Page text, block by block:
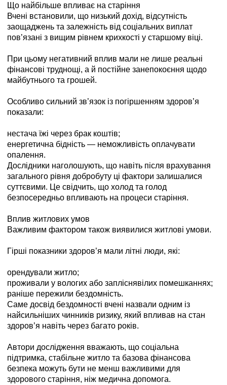
Що найбільше впливає на старіння
Вчені встановили, що низький дохід, відсутність
заощаджень та залежність від соціальних виплат
пов’язані з вищим рівнем крихкості у старшому віці.
При цьому негативний вплив мали не лише реальні
фінансові труднощі, а й постійне занепокоєння щодо
майбутнього та грошей.
Особливо сильний зв’язок із погіршенням здоров’я
показали:
нестача їжі через брак коштів;
енергетична бідність — неможливість оплачувати
опалення.
Дослідники наголошують, що навіть після врахування
загального рівня добробуту ці фактори залишалися
суттєвими. Це свідчить, що холод та голод
безпосередньо впливають на процеси старіння.
Вплив житлових умов
Важливим фактором також виявилися житлові умови.
Гірші показники здоров’я мали літні люди, які:
орендували житло;
проживали у вологих або запліснявілих помешканнях;
раніше пережили бездомність.
Саме досвід бездомності вчені назвали одним із
найсильніших чинників ризику, який впливав на стан
здоров’я навіть через багато років.
Автори дослідження вважають, що соціальна
підтримка, стабільне житло та базова фінансова
безпека можуть бути не менш важливими для
здорового старіння, ніж медична допомога.